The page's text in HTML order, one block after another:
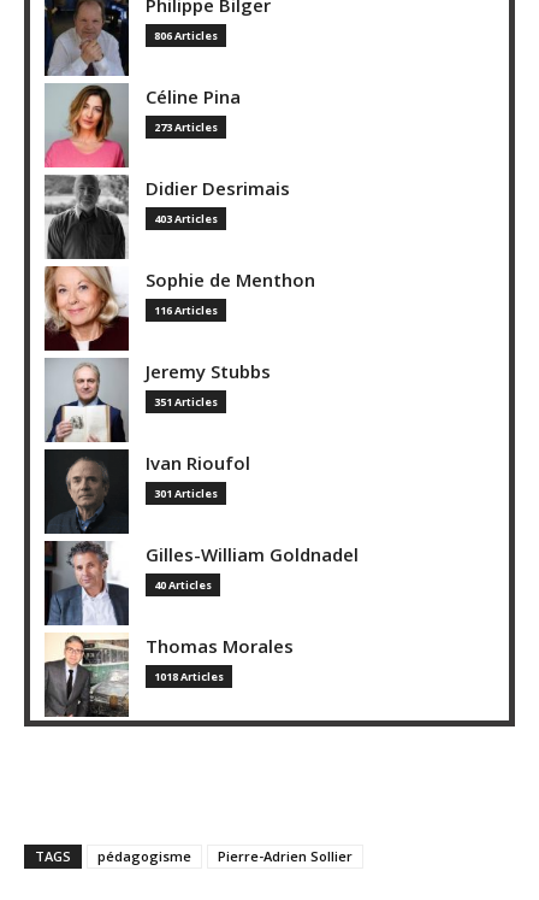
806 Articles
Céline Pina
273 Articles
Didier Desrimais
403 Articles
Sophie de Menthon
116 Articles
Jeremy Stubbs
351 Articles
Ivan Rioufol
301 Articles
Gilles-William Goldnadel
40 Articles
Thomas Morales
1018 Articles
TAGS pédagogisme Pierre-Adrien Sollier